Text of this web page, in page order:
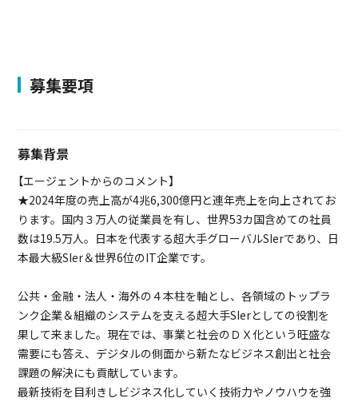
募集要項
募集背景
【エージェントからのコメント】
★2024年度の売上高が4兆6,300億円と連年売上を向上されてお
ります。国内３万人の従業員を有し、世界53カ国含めての社員
数は19.5万人。日本を代表する超大手グローバルSIerであり、日
本最大級SIer＆世界6位のIT企業です。
公共・金融・法人・海外の４本柱を軸とし、各領域のトップラ
ンク企業＆組織のシステムを支える超大手SIerとしての役割を
果して来ました。現在では、事業と社会のＤＸ化という旺盛な
需要にも答え、デジタルの側面から新たなビジネス創出と社会
課題の解決にも貢献しています。
最新技術を目利きしビジネス化していく技術力やノウハウを強